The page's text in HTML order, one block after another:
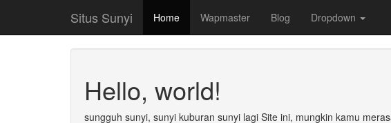
Situs Sunyi Home Wapmaster Blog Dropdown
Hello, world!
sungguh sunyi, sunyi kuburan sunyi lagi Site ini, mungkin kamu